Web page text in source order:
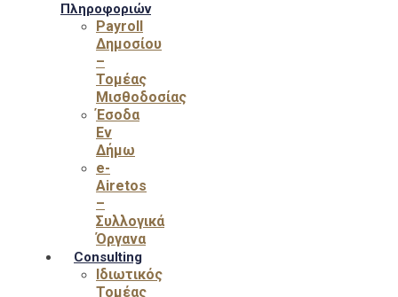
Πληροφοριών
Payroll
Δημοσίου
–
Τομέας
Μισθοδοσίας
Έσοδα
Εν
Δήμω
e-
Airetos
–
Συλλογικά
Όργανα
Consulting
Ιδιωτικός
Τομέας